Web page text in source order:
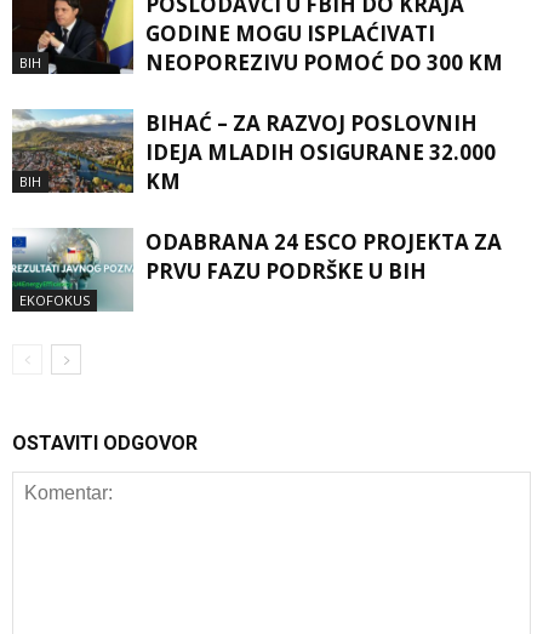
BIH
GODINE MOGU ISPLAĆIVATI
NEOPOREZIVU POMOĆ DO 300 KM
BIH
BIHAĆ – ZA RAZVOJ POSLOVNIH
IDEJA MLADIH OSIGURANE 32.000
KM
EKOFOKUS
ODABRANA 24 ESCO PROJEKTA ZA
PRVU FAZU PODRŠKE U BIH
OSTAVITI ODGOVOR